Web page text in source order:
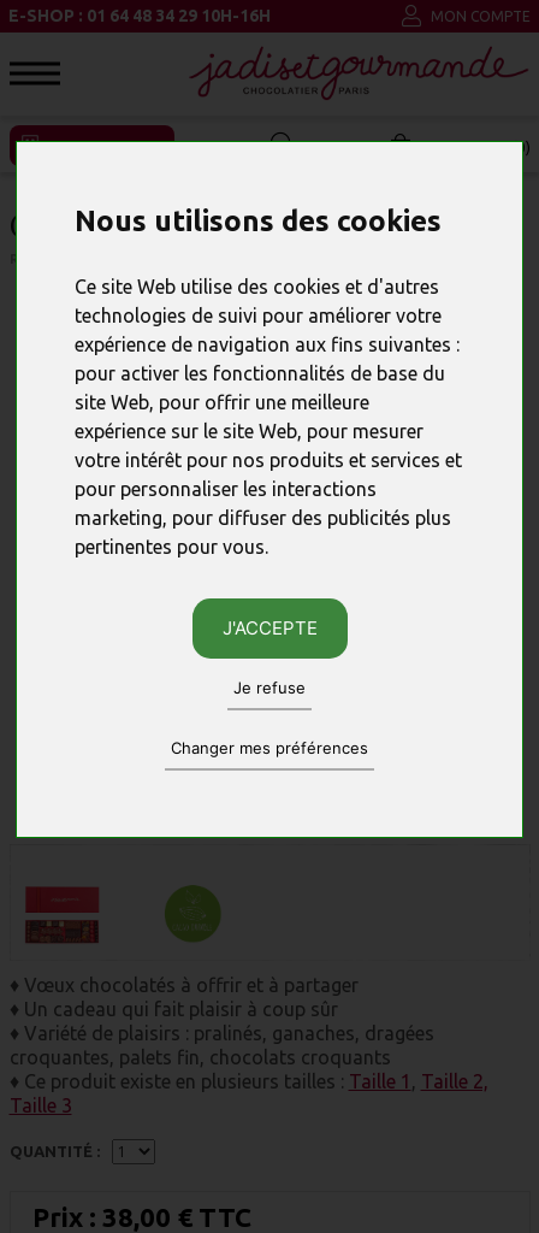
Nous utilisons des cookies
Ce site Web utilise des cookies et d'autres
technologies de suivi pour améliorer votre
expérience de navigation aux fins suivantes :
pour activer les fonctionnalités de base du
site Web, pour offrir une meilleure
expérience sur le site Web, pour mesurer
votre intérêt pour nos produits et services et
pour personnaliser les interactions
marketing, pour diffuser des publicités plus
pertinentes pour vous.
J'ACCEPTE
Je refuse
Changer mes préférences
E-SHOP : 01 64 48 34 29 10H-16H MON COMPTE
ENTREPRISE ET CSE MON PANIER (0)
COFFRET FÉERIE T4
♦ Vœux chocolatés à offrir et à partager
♦ Un cadeau qui fait plaisir à coup sûr
♦ Variété de plaisirs : pralinés, ganaches, dragées
croquantes, palets fin, chocolats croquants
♦ Ce produit existe en plusieurs tailles : Taille 1 , Taille 2,
Taille 3
QUANTITÉ :
Prix : 38,00 € TTC